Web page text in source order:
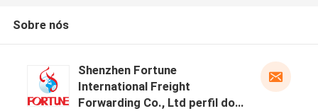
Sobre nós
Shenzhen Fortune
International Freight
Forwarding Co., Ltd perfil do